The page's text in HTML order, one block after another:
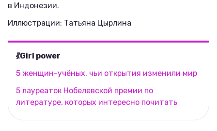
в Индонезии.
Иллюстрации: Татьяна Цырлина
💃Girl power
5 женщин-учёных, чьи открытия изменили мир
5 лауреаток Нобелевской премии по
литературе, которых интересно почитать